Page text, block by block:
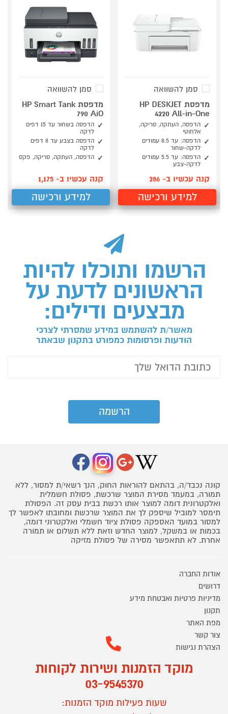
סמן להשוואה
מדפסת HP DESKJET
4220 All-in-One
הדפסה, העתקה, סריקה,
אלחוטי
הדפסה: עד 8.5 עמודים
לדקה-שחור
הדפסה: עד 5.5 עמודים
לדקה-צבע
קנה עכשיו ב- 286
למידע ורכישה
סמן להשוואה
מדפסת HP Smart Tank
790 AiO
הדפסה בשחור עד 15 דפים
לדקה
הדפסה בצבע עד 8 דפים
לדקה
הדפסה, העתקה, סריקה, פקס
קנה עכשיו ב- 1,175
למידע ורכישה
הרשמו ותוכלו להיות
הראשונים לדעת על
מבצעים ודילים:
מאשר/ת להשתמש במידע שמסרתי לצרכי
הודעות ופרסומות כמפורט בתקנון שבאתר
קונה נכבד/ה, בהתאם להוראות החוק, הנך רשאי/ת למסור, ללא
תמורה, במעמד מסירת המוצר שרכשת, פסולת חשמלית
ואלקטרונית דומה למוצר אותו רכשת בבית עסק זה. הפסולת
תימסר למוביל שיספק לך את המוצר שרכשת ומחובתו לאפשר לך
למסור במועד האספקה פסולת ציוד חשמלי ואלקטרוני דומה,
בכמות או במשקל, למוצר החדש וזאת ללא תשלום או תמורה
אחרת. לא תתאפשר מסירה של פסולת מזיקה
אודות החברה
דרושים
מדיניות פרטיות ואבטחת מידע
תקנון
מפת האתר
צור קשר
הצהרת נגישות
מוקד הזמנות ושירות לקוחות
03-9545370
שעות פעילות מוקד הזמנות: